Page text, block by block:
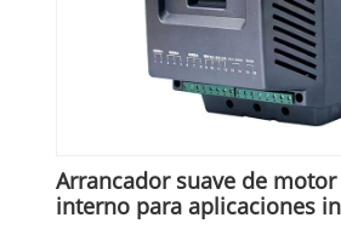
Arrancador suave de
interno para aplicaciones